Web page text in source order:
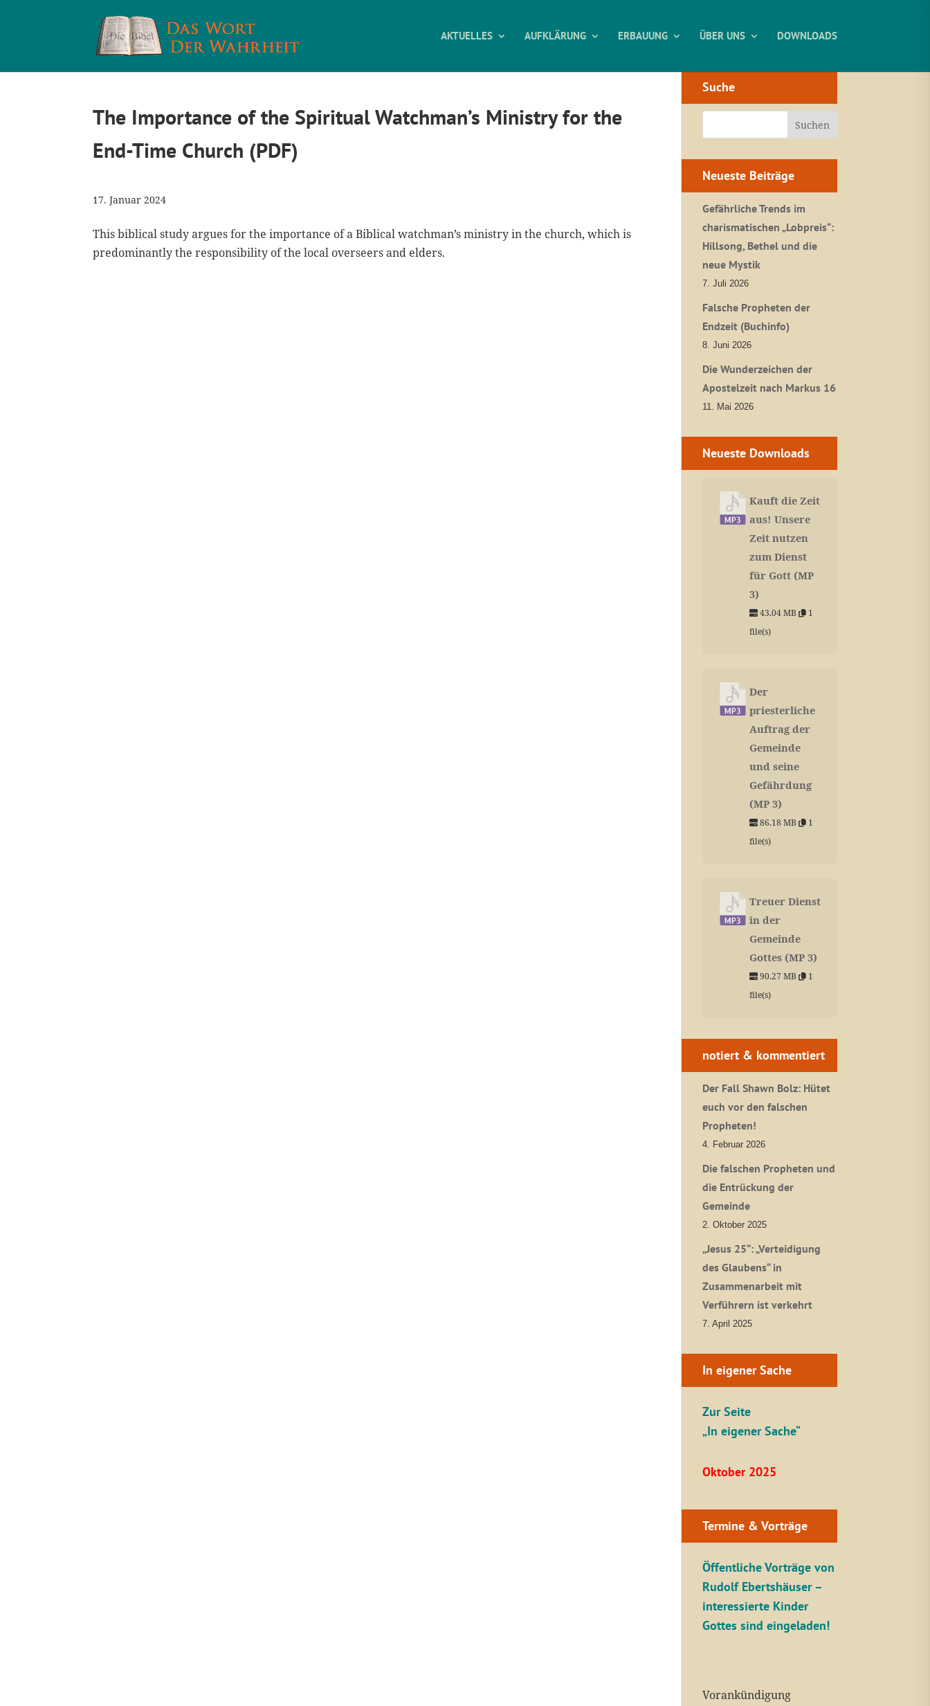
AKTUELLES AUFKLÄRUNG ERBAUUNG ÜBER UNS DOWNLOADS
The Importance of the Spiritual Watchman’s Ministry for the
End-Time Church (PDF)
17. Januar 2024
This biblical study argues for the importance of a Biblical watchman’s ministry in the church, which is
predominantly the responsibility of the local overseers and elders.
Suche
Neueste Beiträge
Gefährliche Trends im
charismatischen „Lobpreis“:
Hillsong, Bethel und die
neue Mystik
7. Juli 2026
Falsche Propheten der
Endzeit (Buchinfo)
8. Juni 2026
Die Wunderzeichen der
Apostelzeit nach Markus 16
11. Mai 2026
Neueste Downloads
Kauft die Zeit
aus! Unsere
Zeit nutzen
zum Dienst
für Gott (MP
3)
43.04 MB
1
file(s)
Der
priesterliche
Auftrag der
Gemeinde
und seine
Gefährdung
(MP 3)
86.18 MB
1
file(s)
Treuer Dienst
in der
Gemeinde
Gottes (MP 3)
90.27 MB
1
file(s)
notiert & kommentiert
Der Fall Shawn Bolz: Hütet
euch vor den falschen
Propheten!
4. Februar 2026
Die falschen Propheten und
die Entrückung der
Gemeinde
2. Oktober 2025
„Jesus 25“: „Verteidigung
des Glaubens“ in
Zusammenarbeit mit
Verführern ist verkehrt
7. April 2025
In eigener Sache
Zur Seite
„In eigener Sache“
Oktober 2025
Termine & Vorträge
Öffentliche Vorträge von
Rudolf Ebertshäuser –
interessierte Kinder
Gottes sind eingeladen!
Vorankündigung